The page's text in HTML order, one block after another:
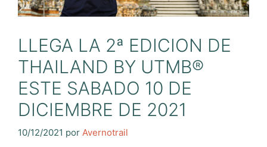
LLEGA LA 2ª EDICION DE
THAILAND BY UTMB®
ESTE SABADO 10 DE
DICIEMBRE DE 2021
10/12/2021 por Avernotrail